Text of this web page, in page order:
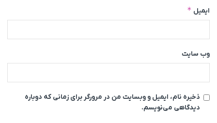
ایمیل *
وب‌ سایت
ذخیره نام، ایمیل و وبسایت من در مرورگر برای زمانی که دوباره
دیدگاهی می‌نویسم.